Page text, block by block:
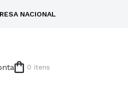
NACIONAL
0 itens